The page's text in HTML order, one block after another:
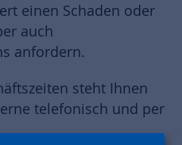
einen Schaden oder
auch
anfordern.
steht Ihnen
telefonisch und per